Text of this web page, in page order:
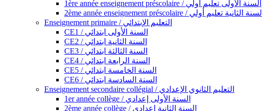
1ère année enseignement préscolaire / السنة الأولى تعليم أولي
2ème année enseignement préscolaire / السنة الثانية تعليم أولي
Enseignement primaire / التعليم الإبتدائي
CE1 / السنة الأولى ابتدائي
CE2 / السنة الثانية ابتدائي
CE3 / السنة الثالثة ابتدائي
CE4 / السنة الرابعة ابتدائي
CE5 / السنة الخامسة ابتدائي
CE6 / السنة السادسة ابتدائي
Enseignement secondaire collégial / التعليم الثانوي الإعدادي
1er année collège / السنة الأولى إعدادي
2ème année collège / السنة الثانية إعدادي